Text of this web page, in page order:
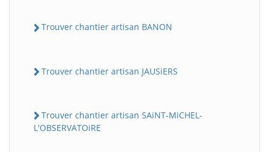
Trouver chantier artisan BANON
Trouver chantier artisan JAUSiERS
Trouver chantier artisan SAiNT-MiCHEL-
L'OBSERVATOiRE